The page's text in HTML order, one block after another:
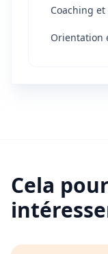
Coaching
Orientation
Cela